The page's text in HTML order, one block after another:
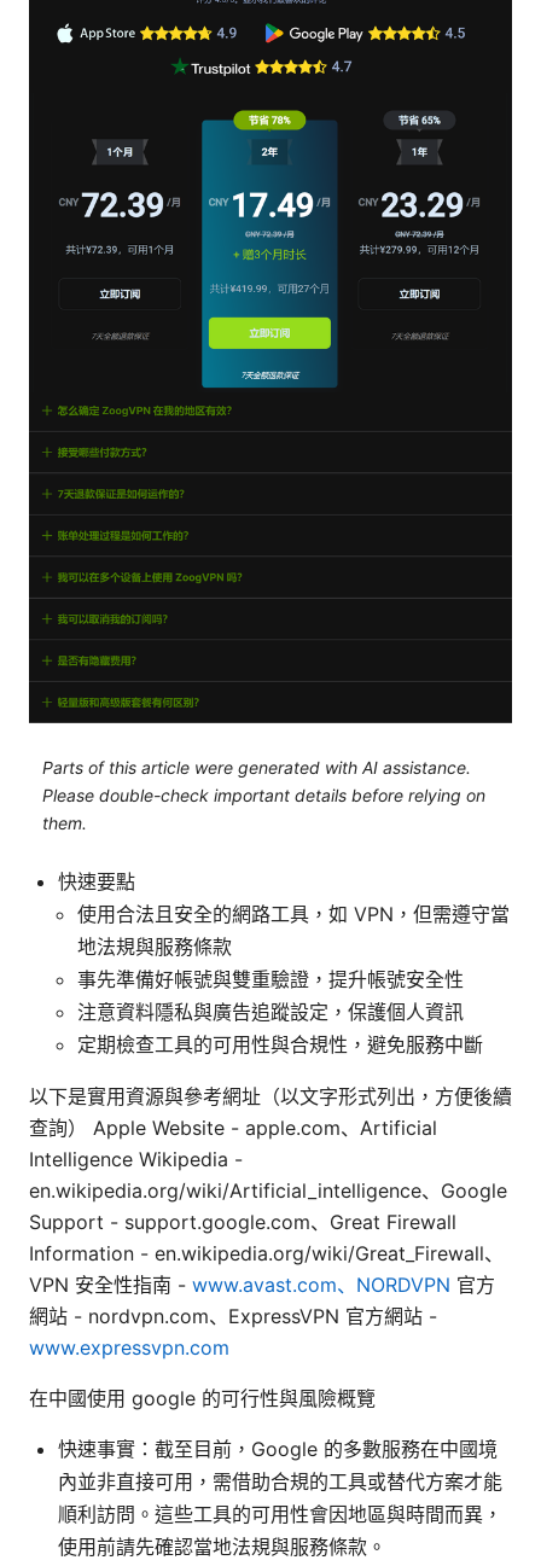
Parts of this article were generated with AI assistance.
Please double-check important details before relying on
them.
快速要點
使用合法且安全的網路工具，如 VPN，但需遵守當
地法規與服務條款
事先準備好帳號與雙重驗證，提升帳號安全性
注意資料隱私與廣告追蹤設定，保護個人資訊
定期檢查工具的可用性與合規性，避免服務中斷
以下是實用資源與參考網址（以文字形式列出，方便後續
查詢） Apple Website - apple.com、Artificial
Intelligence Wikipedia -
en.wikipedia.org/wiki/Artificial_intelligence、Google
Support - support.google.com、Great Firewall
Information - en.wikipedia.org/wiki/Great_Firewall、
VPN 安全性指南 - www.avast.com、NORDVPN 官方
網站 - nordvpn.com、ExpressVPN 官方網站 -
www.expressvpn.com
在中國使用 google 的可行性與風險概覽
快速事實：截至目前，Google 的多數服務在中國境
內並非直接可用，需借助合規的工具或替代方案才能
順利訪問。這些工具的可用性會因地區與時間而異，
使用前請先確認當地法規與服務條款。